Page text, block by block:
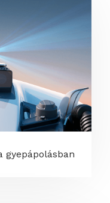
gyepápolásban